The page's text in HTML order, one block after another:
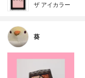
ザ アイカラー
葵